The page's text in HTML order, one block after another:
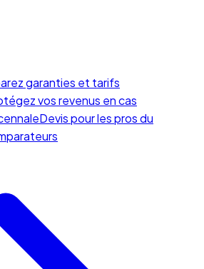
garanties et tarifs
vos revenus en cas
Devis pour les pros du